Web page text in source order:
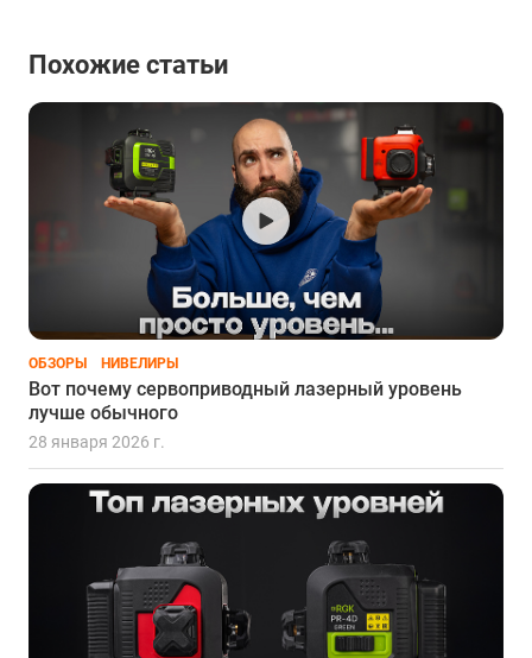
Похожие статьи
ОБЗОРЫ НИВЕЛИРЫ
Вот почему сервоприводный лазерный уровень
лучше обычного
28 января 2026 г.